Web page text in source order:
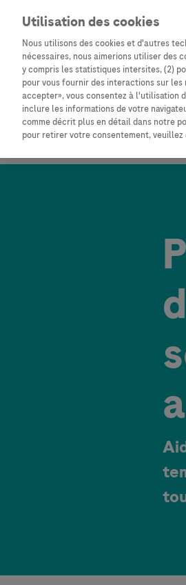
Professionnels de
Utilisation des cookies
Nous utilisons des cookies et d'autres
nécessaires, nous aimerions utiliser des
y compris les statistiques intersites, (2)
pour vous fournir des interactions sur les
accepter», vous consentez à l'utilisation
inclure les informations de votre
comme décrit plus en détail dans notre
pour retirer votre consentement,